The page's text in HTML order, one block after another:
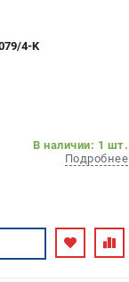
4-K
В наличии: 1 шт.
Подробнее